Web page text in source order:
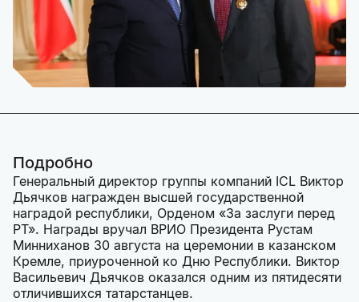
Подробно
Генеральный директор группы компаний ICL Виктор
Дьячков награжден высшей государственной
наградой республики, Орденом «За заслуги перед
РТ». Награды вручал ВРИО Президента Рустам
Минниханов 30 августа на церемонии в казанском
Кремле, приуроченной ко Дню Республики. Виктор
Васильевич Дьячков оказался одним из пятидесяти
отличившихся татарстанцев.